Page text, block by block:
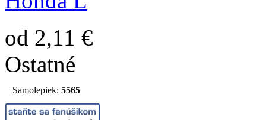
od 2,11 €
Ostatné
Samolepiek: 5565